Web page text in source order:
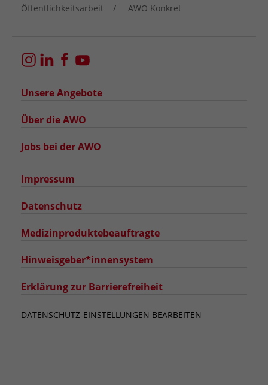
Öffentlichkeitsarbeit
AWO Konkret
Unsere Angebote
Über die AWO
Jobs bei der AWO
Impressum
Datenschutz
Medizinproduktebeauftragte
Hinweisgeber*innensystem
Erklärung zur Barrierefreiheit
DATENSCHUTZ-EINSTELLUNGEN BEARBEITEN